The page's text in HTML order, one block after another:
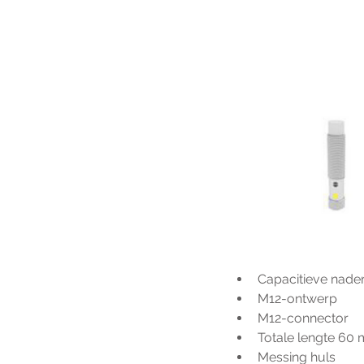
Capacitieve
M12-ontwerp
M12-connector
Totale lengte 60
Messing huls